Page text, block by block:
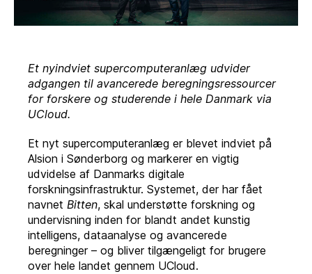
Et nyindviet supercomputeranlæg udvider
adgangen til avancerede beregningsressourcer
for forskere og studerende i hele Danmark via
UCloud.
Et nyt supercomputeranlæg er blevet indviet på
Alsion i Sønderborg og markerer en vigtig
udvidelse af Danmarks digitale
forskningsinfrastruktur. Systemet, der har fået
navnet Bitten, skal understøtte forskning og
undervisning inden for blandt andet kunstig
intelligens, dataanalyse og avancerede
beregninger – og bliver tilgængeligt for brugere
over hele landet gennem UCloud.